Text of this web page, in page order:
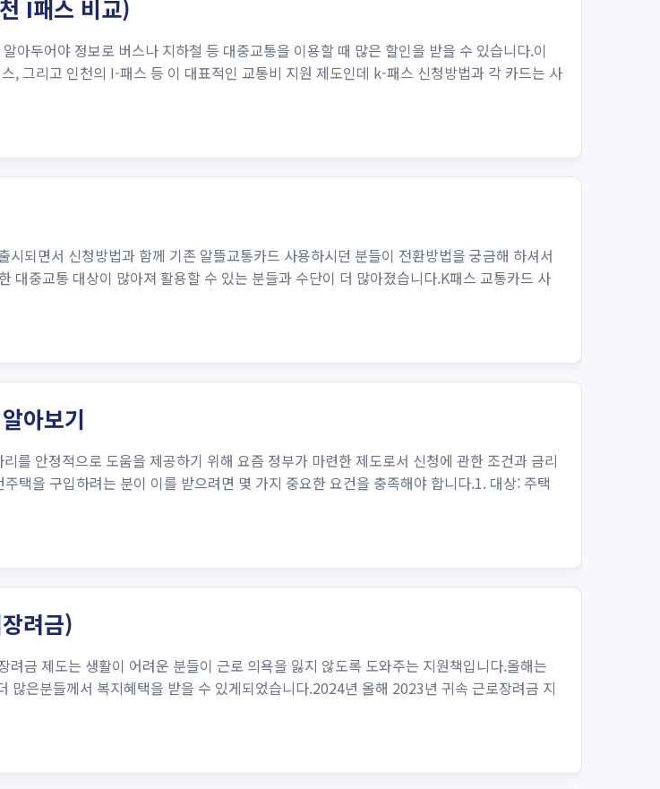
I패스 비교)
두어야 정보로 버스나 지하철 등 대중교통을 이용할 때 많은 할인을 받을 수 있습니다.이
, 그리고 인천의 I-패스 등 이 대표적인 교통비 지원 제도인데 k-패스 신청방법과 각 카드는 사
되면서 신청방법과 함께 기존 알뜰교통카드 사용하시던 분들이 전환방법을 궁금해 하셔서
대중교통 대상이 많아져 활용할 수 있는 분들과 수단이 더 많아졌습니다.K패스 교통카드 사
아보기
를 안정적으로 도움을 제공하기 위해 요즘 정부가 마련한 제도로서 신청에 관한 조건과 금리
택을 구입하려는 분이 이를 받으려면 몇 가지 중요한 요건을 충족해야 합니다.1. 대상: 주택
려금)
금 제도는 생활이 어려운 분들이 근로 의욕을 잃지 않도록 도와주는 지원책입니다.올해는
은분들께서 복지혜택을 받을 수 있게되었습니다.2024년 올해 2023년 귀속 근로장려금 지